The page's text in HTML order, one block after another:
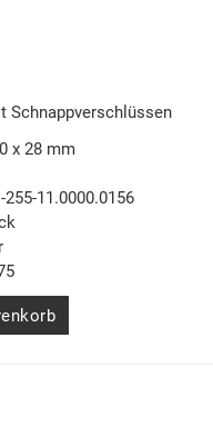
Schnappverschlüssen
x 28 mm
255-11.0000.0156